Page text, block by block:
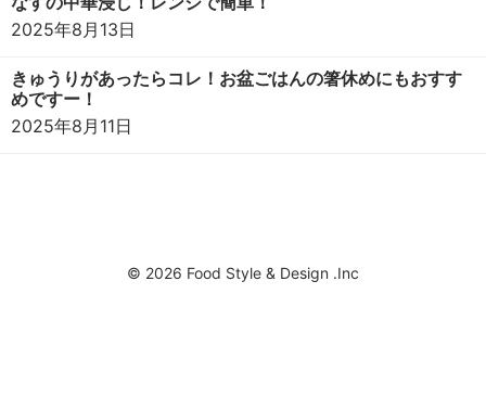
2025年8月13日
きゅうりがあったらコレ！お盆ごはんの箸休めにもおすす
めですー！
2025年8月11日
© 2026 Food Style & Design .Inc